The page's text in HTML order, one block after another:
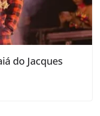
do Jacques